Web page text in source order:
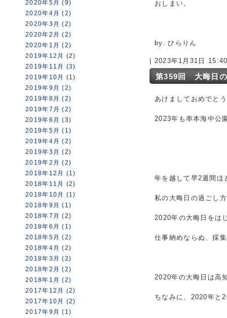
2020年5月 (9)
2020年4月 (2)
2020年3月 (2)
2020年2月 (2)
2020年1月 (2)
2019年12月 (2)
2019年11月 (3)
2019年10月 (1)
2019年9月 (2)
2019年8月 (2)
2019年7月 (2)
2019年6月 (3)
2019年5月 (1)
2019年4月 (2)
2019年3月 (2)
2019年2月 (2)
2018年12月 (1)
2018年11月 (2)
2018年10月 (1)
2018年9月 (1)
2018年7月 (2)
2018年6月 (1)
2018年5月 (2)
2018年4月 (2)
2018年3月 (2)
2018年2月 (2)
2018年1月 (2)
2017年12月 (2)
2017年10月 (2)
2017年9月 (1)
おしまい。
by. ひらりん
| 2023年1月31日
第359回 大晦日の
あけましておめでと
2023年も串本海中公
年を越して早2週間ほ
私の大晦日の過ごし
2020年の大晦日をは
仕事納めならぬ、採
2020年の大晦日は高
ちなみに、2020年と